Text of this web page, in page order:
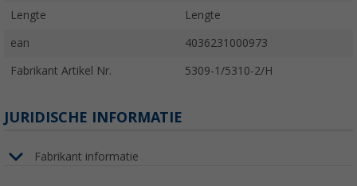
Lengte Lengte
ean 4036231000973
Fabrikant Artikel Nr. 5309-1/5310-2/H
JURIDISCHE INFORMATIE
Fabrikant informatie